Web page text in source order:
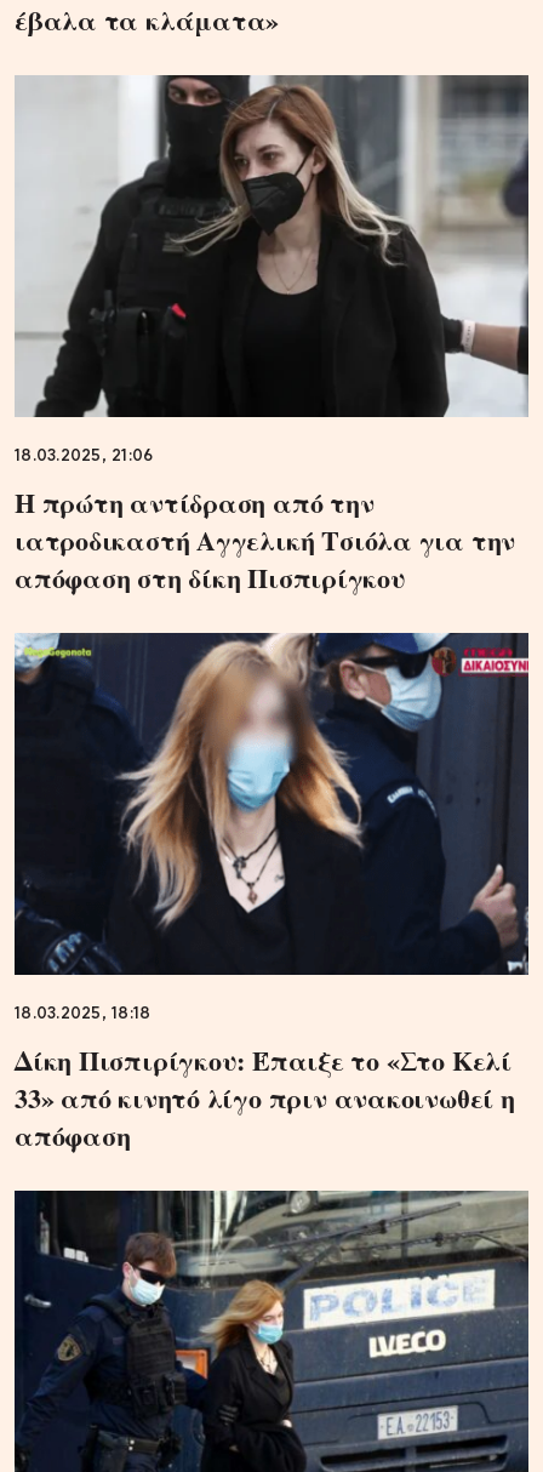
έβαλα τα κλάματα»
18.03.2025, 21:06
Η πρώτη αντίδραση από την
ιατροδικαστή Αγγελική Τσιόλα για την
απόφαση στη δίκη Πισπιρίγκου
18.03.2025, 18:18
Δίκη Πισπιρίγκου: Έπαιξε το «Στο Κελί
33» από κινητό λίγο πριν ανακοινωθεί η
απόφαση